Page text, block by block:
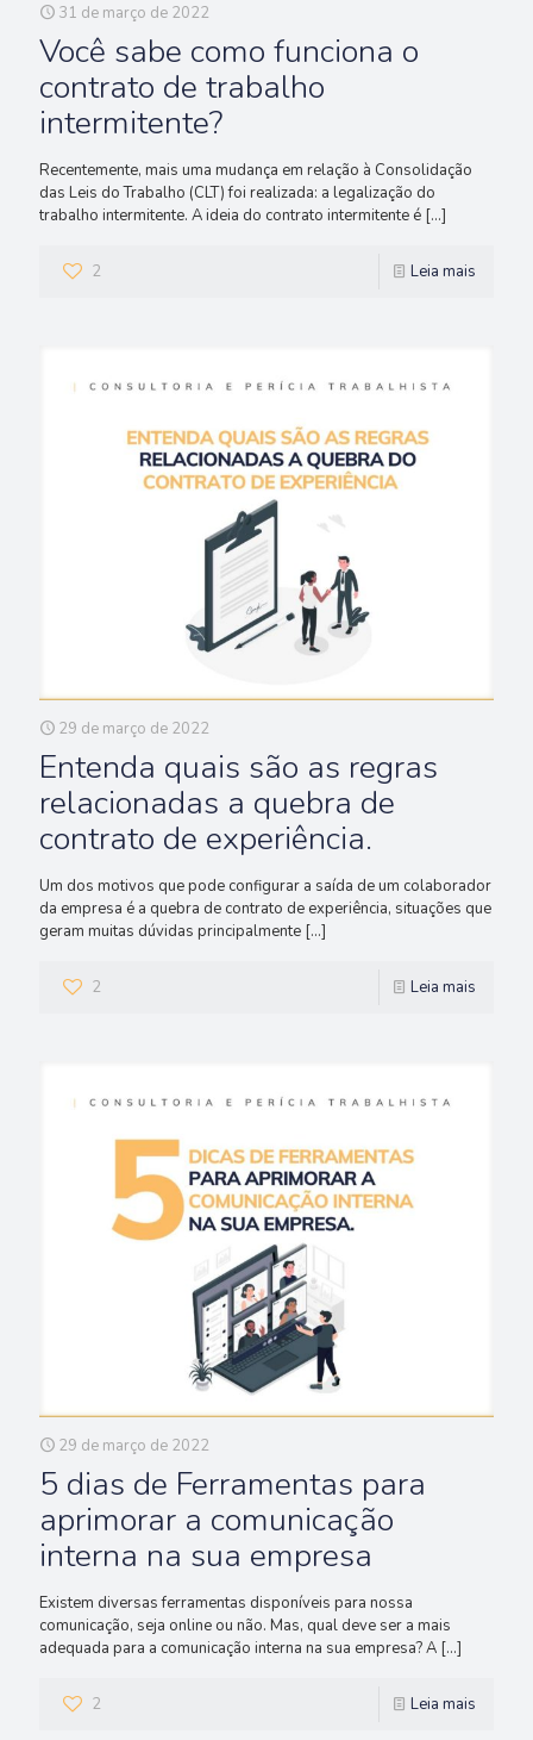
31 de março de 2022
Você sabe como funciona o
contrato de trabalho
intermitente?
Recentemente, mais uma mudança em relação à Consolidação
das Leis do Trabalho (CLT) foi realizada: a legalização do
trabalho intermitente. A ideia do contrato intermitente é […]
2 Leia mais
29 de março de 2022
Entenda quais são as regras
relacionadas a quebra de
contrato de experiência.
Um dos motivos que pode configurar a saída de um colaborador
da empresa é a quebra de contrato de experiência, situações que
geram muitas dúvidas principalmente […]
2 Leia mais
29 de março de 2022
5 dias de Ferramentas para
aprimorar a comunicação
interna na sua empresa
Existem diversas ferramentas disponíveis para nossa
comunicação, seja online ou não. Mas, qual deve ser a mais
adequada para a comunicação interna na sua empresa? A […]
2 Leia mais